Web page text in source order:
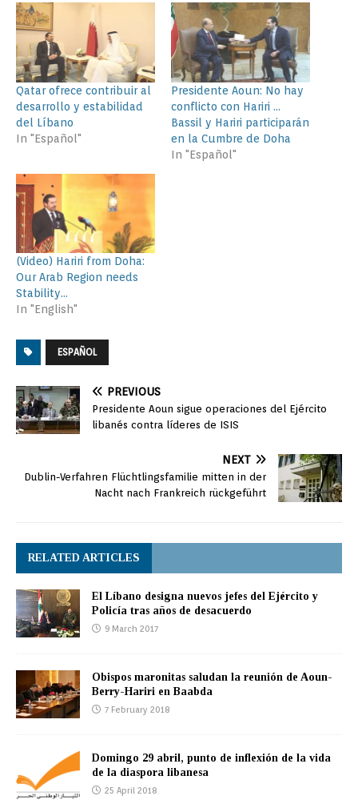
Qatar ofrece contribuir al
desarrollo y estabilidad
del Líbano
In "Español"
Presidente Aoun: No hay
conflicto con Hariri …
Bassil y Hariri participarán
en la Cumbre de Doha
In "Español"
(Video) Hariri from Doha:
Our Arab Region needs
Stability…
In "English"
ESPAÑOL
PREVIOUS
Presidente Aoun sigue operaciones del Ejército
libanés contra líderes de ISIS
NEXT
Dublin-Verfahren Flüchtlingsfamilie mitten in der
Nacht nach Frankreich rückgeführt
RELATED ARTICLES
El Líbano designa nuevos jefes del Ejército y
Policía tras años de desacuerdo
9 March 2017
Obispos maronitas saludan la reunión de Aoun-
Berry-Hariri en Baabda
7 February 2018
Domingo 29 abril, punto de inflexión de la vida
de la diaspora libanesa
25 April 2018